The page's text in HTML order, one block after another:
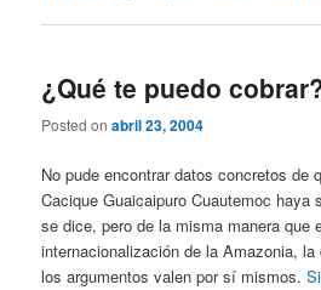
¿Qué te puedo
Posted onabril 23, 2004
No pude encontrar datos concretos de
Cacique Guaicaipuro Cuautemoc haya
se dice, pero de la misma manera que
internacionalización de la Amazonia,
los argumentos valen por sí mismos.